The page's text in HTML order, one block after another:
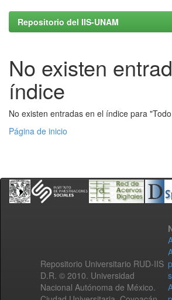
Repositorio del IIS-UNAM
No existen
índice
No existen entradas en el índice para
Página de inicio
Repositorio Universitario RUD-IIS
D.R. © 2010. Universidad
Nacional Autónoma de México.